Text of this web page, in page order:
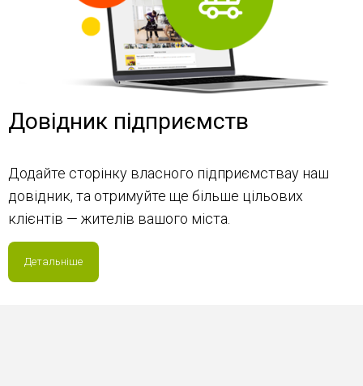
Довідник підприємств
Додайте сторінку власного підприємствау наш
довідник, та отримуйте ще більше цільових
клієнтів — жителів вашого міста.
Детальніше